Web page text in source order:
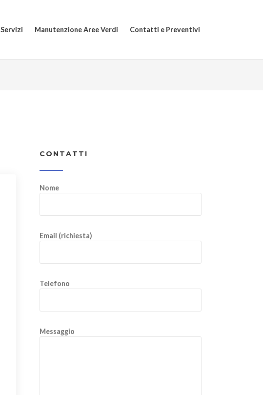
Servizi Manutenzione Aree Verdi Contatti e Preventivi
CONTATTI
Nome
Email (richiesta)
Telefono
Messaggio